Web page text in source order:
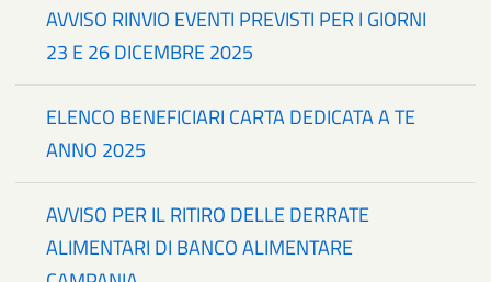
AVVISO RINVIO EVENTI PREVISTI PER I GIORNI
23 E 26 DICEMBRE 2025
ELENCO BENEFICIARI CARTA DEDICATA A TE
ANNO 2025
AVVISO PER IL RITIRO DELLE DERRATE
ALIMENTARI DI BANCO ALIMENTARE